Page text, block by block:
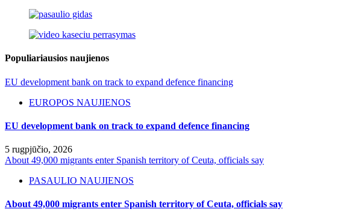
Populiariausios naujienos
EU development bank on track to expand defence financing
EUROPOS NAUJIENOS
EU development bank on track to expand defence financing
5 rugpjūčio, 2026
About 49,000 migrants enter Spanish territory of Ceuta, officials say
PASAULIO NAUJIENOS
About 49,000 migrants enter Spanish territory of Ceuta, officials say